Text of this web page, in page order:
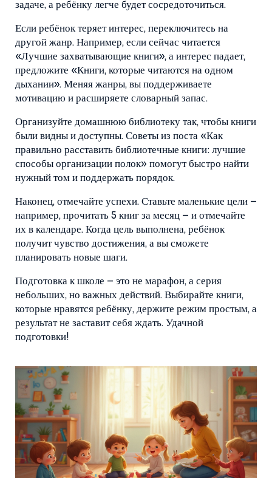
задаче, а ребёнку легче будет сосредоточиться.
Если ребёнок теряет интерес, переключитесь на
другой жанр. Например, если сейчас читается
«Лучшие захватывающие книги», а интерес падает,
предложите «Книги, которые читаются на одном
дыхании». Меняя жанры, вы поддерживаете
мотивацию и расширяете словарный запас.
Организуйте домашнюю библиотеку так, чтобы книги
были видны и доступны. Советы из поста «Как
правильно расставить библиотечные книги: лучшие
способы организации полок» помогут быстро найти
нужный том и поддержать порядок.
Наконец, отмечайте успехи. Ставьте маленькие цели –
например, прочитать 5 книг за месяц – и отмечайте
их в календаре. Когда цель выполнена, ребёнок
получит чувство достижения, а вы сможете
планировать новые шаги.
Подготовка к школе – это не марафон, а серия
небольших, но важных действий. Выбирайте книги,
которые нравятся ребёнку, держите режим простым, а
результат не заставит себя ждать. Удачной
подготовки!